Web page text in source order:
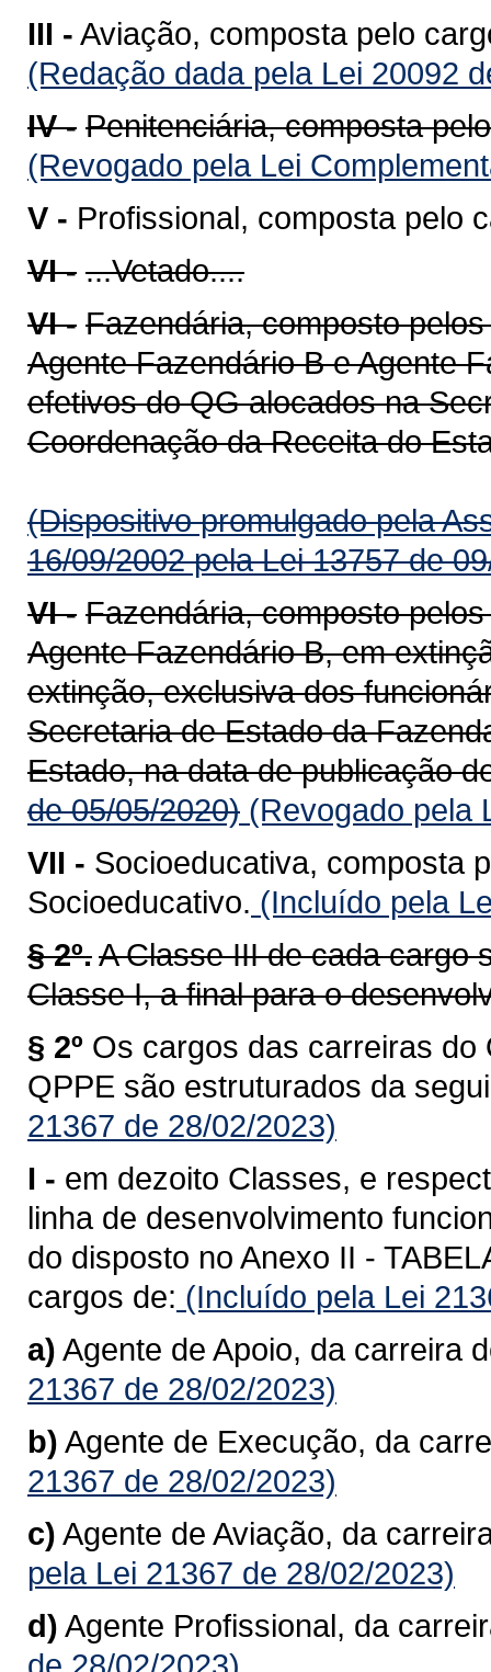
III - Aviação, composta pelo
(Redação dada pela Lei 20092
IV - Penitenciária, composta
(Revogado pela Lei
V - Profissional, composta pelo
VI - ...Vetado....
VI - Fazendária, composto
Agente Fazendário B e Agente
efetivos do QG alocados na
Coordenação da Receita do
(Dispositivo promulgado pela
16/09/2002 pela Lei 13757 de
VI - Fazendária, composto
Agente Fazendário B, em
extinção, exclusiva dos
Secretaria de Estado da
Estado, na data de publicação
de 05/05/2020) (Revogado pela
VII - Socioeducativa, composta
Socioeducativo. (Incluído pela
§ 2º.A Classe III de cada cargo
Classe I, a final para o
§ 2º Os cargos das carreiras do
QPPE são estruturados da
21367 de 28/02/2023)
I - em dezoito Classes, e
linha de desenvolvimento
do disposto no Anexo II -
cargos de: (Incluído pela Lei
a) Agente de Apoio, da carreira
21367 de 28/02/2023)
b) Agente de Execução, da
21367 de 28/02/2023)
c) Agente de Aviação, da
pela Lei 21367 de 28/02/2023)
d) Agente Profissional, da
de 28/02/2023)